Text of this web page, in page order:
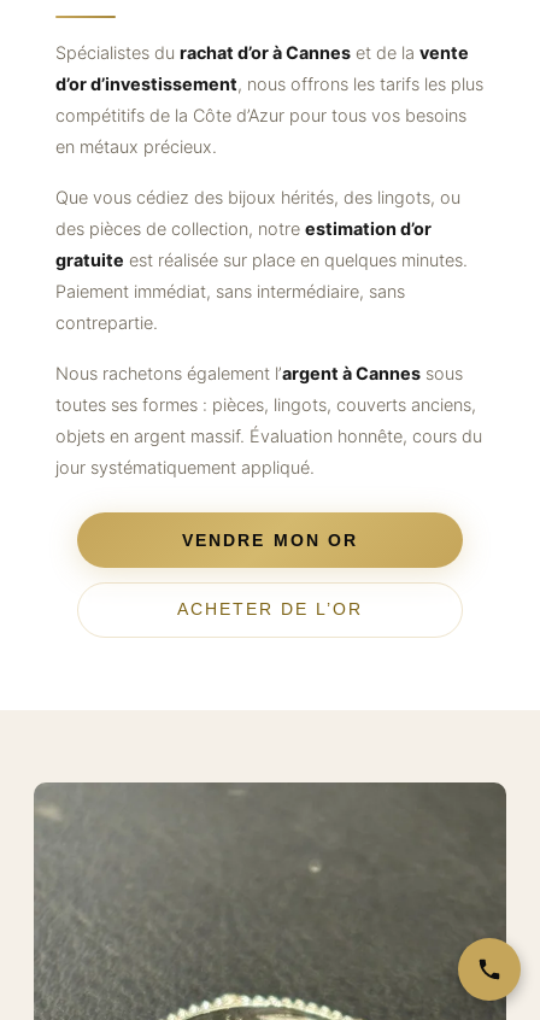
Spécialistes du rachat d’or à Cannes et de la vente
d’or d’investissement, nous offrons les tarifs les plus
compétitifs de la Côte d’Azur pour tous vos besoins
en métaux précieux.
Que vous cédiez des bijoux hérités, des lingots, ou
des pièces de collection, notre estimation d’or
gratuite est réalisée sur place en quelques minutes.
Paiement immédiat, sans intermédiaire, sans
contrepartie.
Nous rachetons également l’argent à Cannes sous
toutes ses formes : pièces, lingots, couverts anciens,
objets en argent massif. Évaluation honnête, cours du
jour systématiquement appliqué.
VENDRE MON OR
ACHETER DE L’OR